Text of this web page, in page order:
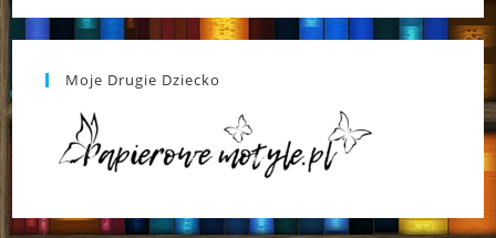
Moje Drugie Dziecko